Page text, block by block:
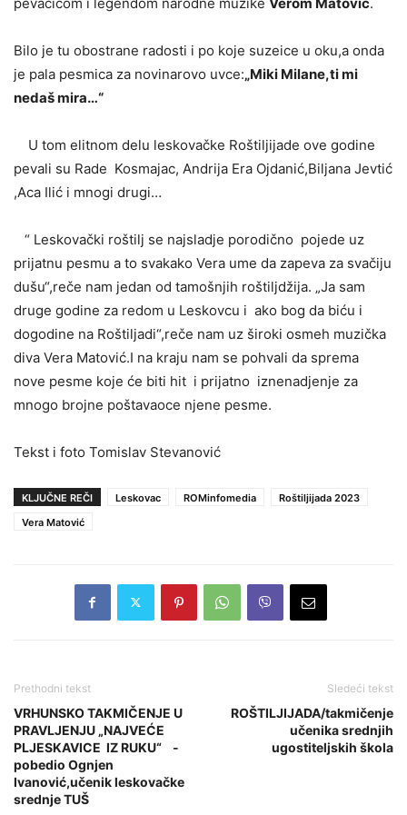
Bilo je tu obostrane radosti i po koje suzeice u oku,a onda
je pala pesmica za novinarovo uvce:„Miki Milane,ti mi
nedaš mira…“
U tom elitnom delu leskovačke Roštiljijade ove godine
pevali su Rade Kosmajac, Andrija Era Ojdanić,Biljana Jevtić
,Aca Ilić i mnogi drugi…
“ Leskovački roštilj se najsladje porodično pojede uz
prijatnu pesmu a to svakako Vera ume da zapeva za svačiju
dušu“,reče nam jedan od tamošnjih roštiljdžija. „Ja sam
druge godine za redom u Leskovcu i ako bog da biću i
dogodine na Roštiljadi“,reče nam uz široki osmeh muzička
diva Vera Matović.I na kraju nam se pohvali da sprema
nove pesme koje će biti hit i prijatno iznenadjenje za
mnogo brojne poštavaoce njene pesme.
Tekst i foto Tomislav Stevanović
KLJUČNE REČI Leskovac ROMinfomedia
Roštiljijada 2023
Vera Matović
Prethodni tekst
VRHUNSKO TAKMIČENJE U
PRAVLJENJU „NAJVEĆE
PLJESKAVICE IZ RUKU“ -
pobedio Ognjen
Ivanović,učenik leskovačke
srednje TUŠ
Sledeći tekst
ROŠTILJIJADA/takmičenje
učenika srednjih
ugostiteljskih škola